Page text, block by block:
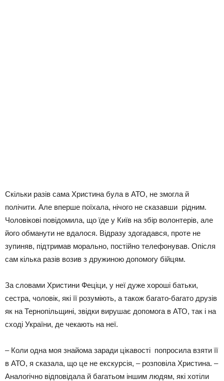
Скільки разів сама Христина була в АТО, не змогла й
полічити. Але вперше поїхала, нічого не сказавши рідним.
Чоловікові повідомила, що їде у Київ на збір волонтерів, але
його обманути не вдалося. Відразу здогадався, проте не
зупиняв, підтримав морально, постійно телефонував. Опісля
сам кілька разів возив з дружиною допомогу бійцям.
За словами Христини Феціци, у неї дуже хороші батьки,
сестра, чоловік, які її розуміють, а також багато-багато друзів
як на Тернопільщині, звідки вирушає допомога в АТО, так і на
сході України, де чекають на неї.
– Коли одна моя знайома заради цікавості попросила взяти її
в АТО, я сказала, що це не екскурсія, – розповіла Христина. –
Аналогічно відповідала й багатьом іншим людям, які хотіли